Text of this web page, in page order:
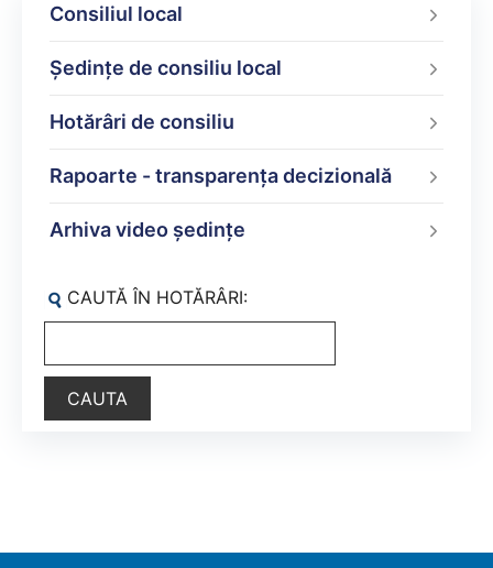
Consiliul local
Şedinţe de consiliu local
Hotărâri de consiliu
Rapoarte - transparenţa decizională
Arhiva video ședințe
CAUTĂ ÎN HOTĂRÂRI: